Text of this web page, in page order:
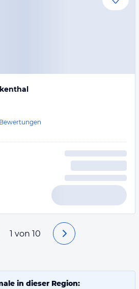
Bewertungen
1 von 10
in dieser Region: